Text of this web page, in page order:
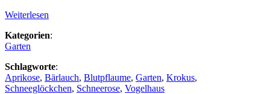
Weiterlesen
Kategorien:
Garten
Schlagworte:
Aprikose, Bärlauch, Blutpflaume, Garten, Krokus,
Schneeglöckchen, Schneerose, Vogelhaus